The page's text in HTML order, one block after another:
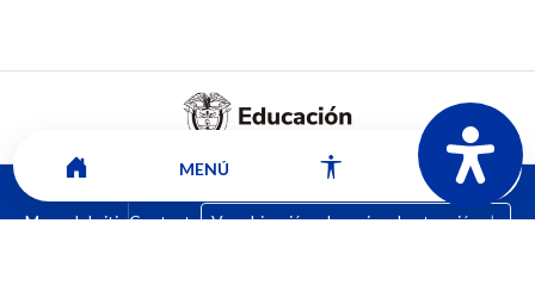
Mapa del sitioContacto Ver ubicación y horarios de atención
MENÚ